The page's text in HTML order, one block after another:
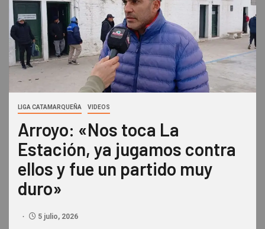
LIGA CATAMARQUEÑA VIDEOS
Arroyo: «Nos toca La
Estación, ya jugamos contra
ellos y fue un partido muy
duro»
5 julio, 2026